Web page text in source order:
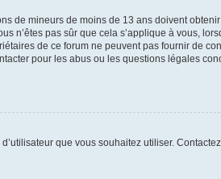
de mineurs de moins de 13 ans doivent
n’êtes pas sûr que cela s’applique à vous,
de ce forum ne peuvent pas fournir de
pour les abus ou les questions légales
que vous souhaitez utiliser.